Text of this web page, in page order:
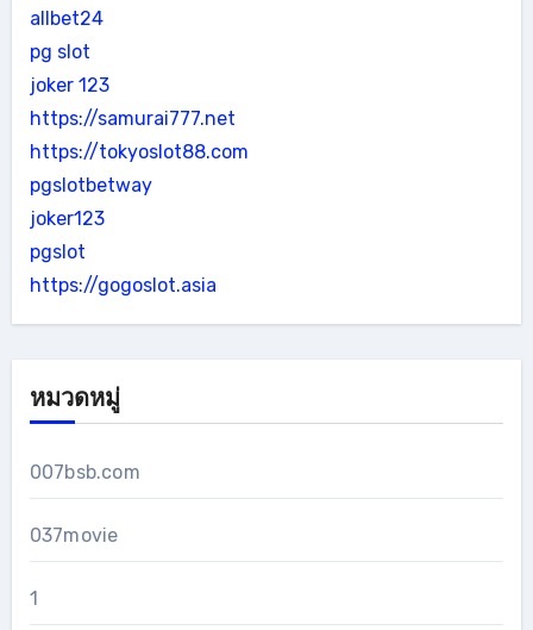
allbet24
pg slot
joker 123
https://samurai777.net
https://tokyoslot88.com
pgslotbetway
joker123
pgslot
https://gogoslot.asia
หมวดหมู่
007bsb.com
037movie
1